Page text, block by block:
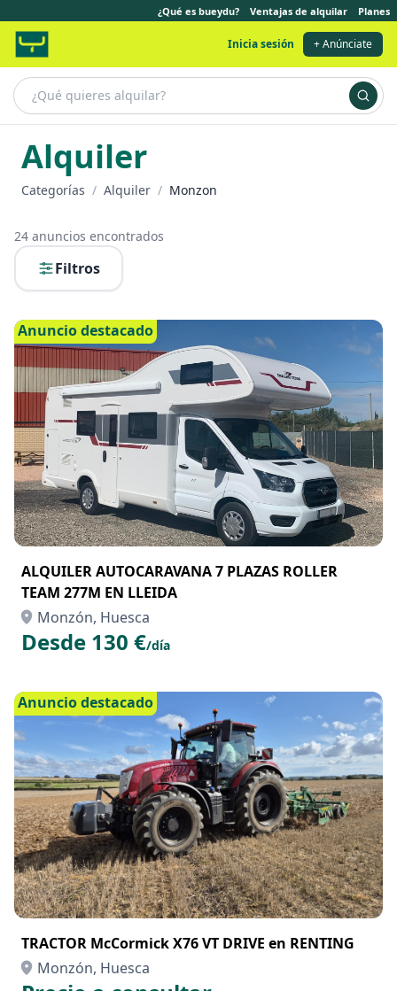
¿Qué es bueydu? Ventajas de alquilar Planes
Inicia sesión + Anúnciate
Alquiler
Categorías / Alquiler / Monzon
24 anuncios encontrados
Filtros
Anuncio destacado
ALQUILER AUTOCARAVANA 7 PLAZAS ROLLER
TEAM 277M EN LLEIDA
Monzón, Huesca
Desde 130 €/día
Anuncio destacado
TRACTOR McCormick X76 VT DRIVE en RENTING
Monzón, Huesca